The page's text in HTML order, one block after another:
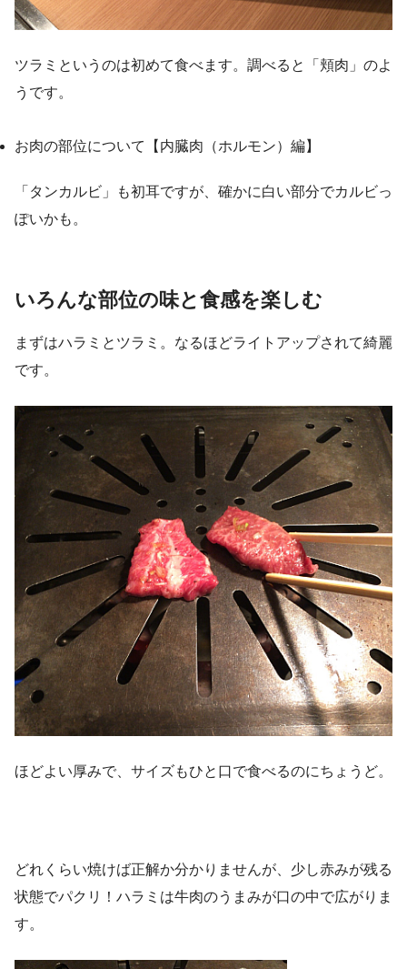
ツラミというのは初めて食べます。調べると「頬肉」のよ
うです。
お肉の部位について【内臓肉（ホルモン）編】
「タンカルビ」も初耳ですが、確かに白い部分でカルビっ
ぽいかも。
いろんな部位の味と食感を楽しむ
まずはハラミとツラミ。なるほどライトアップされて綺麗
です。
ほどよい厚みで、サイズもひと口で食べるのにちょうど。
どれくらい焼けば正解か分かりませんが、少し赤みが残る
状態でパクリ！ハラミは牛肉のうまみが口の中で広がりま
す。